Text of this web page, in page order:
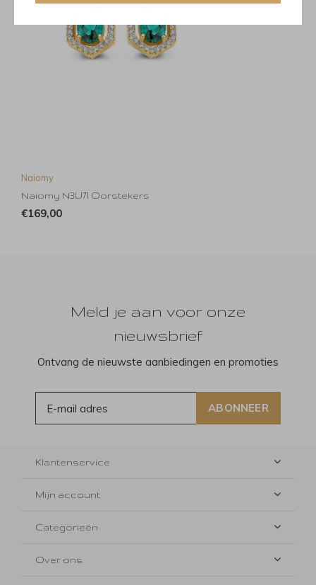
Naiomy
Naiomy N3U71 Oorstekers
€169,00
Meld je aan voor onze
nieuwsbrief
Ontvang de nieuwste aanbiedingen en promoties
ABONNEER
Klantenservice
Mijn account
Categorieën
Over ons